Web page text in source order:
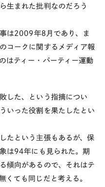
生まれた批判なのだろう
は2009年8月であり、ま
コークに関するメディア報
はティー・パーティー運動
した、という指摘につい
いった役割を果たしたとい
たという主張もあるが、保
は94年にも見られた。期
傾向があるので、それはテ
くても同じだと考える。